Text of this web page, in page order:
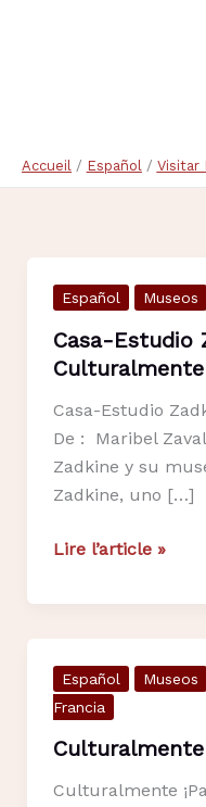
Accueil Español Visitar
Español Museos
Casa-Estudio
Culturalmente
Casa-Estudio
De : Maribel
Zadkine y su
Zadkine, uno […]
Casa-
Zadkine-
Lire l’article »
Español Museos
Francia
Culturalmente
Culturalmente